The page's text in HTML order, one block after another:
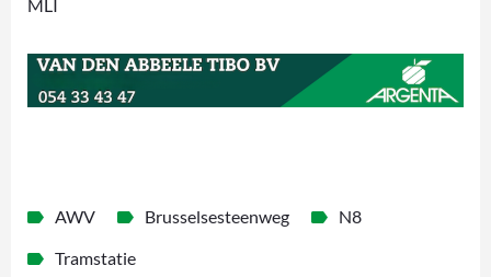
MLI
AWV Brusselsesteenweg
N8
Tramstatie